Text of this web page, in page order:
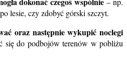
lesie, czy zdobyć górski szczyt.
oraz następnie wykupić noclegi
się do podbojów terenów w pobliżu